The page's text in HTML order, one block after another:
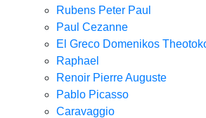
Rubens Peter Paul
Paul Cezanne
El Greco Domenikos
Raphael
Renoir Pierre Auguste
Pablo Picasso
Caravaggio